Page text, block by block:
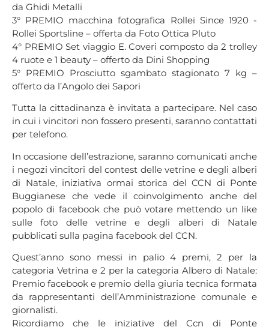
da Ghidi Metalli
3° PREMIO macchina fotografica Rollei Since 1920 -
Rollei Sportsline – offerta da Foto Ottica Pluto
4° PREMIO Set viaggio E. Coveri composto da 2 trolley
4 ruote e 1 beauty – offerto da Dini Shopping
5° PREMIO Prosciutto sgambato stagionato 7 kg –
offerto da l’Angolo dei Sapori
Tutta la cittadinanza è invitata a partecipare. Nel caso
in cui i vincitori non fossero presenti, saranno contattati
per telefono.
In occasione dell’estrazione, saranno comunicati anche
i negozi vincitori del contest delle vetrine e degli alberi
di Natale, iniziativa ormai storica del CCN di Ponte
Buggianese che vede il coinvolgimento anche del
popolo di facebook che può votare mettendo un like
sulle foto delle vetrine e degli alberi di Natale
pubblicati sulla pagina facebook del CCN.
Quest’anno sono messi in palio 4 premi, 2 per la
categoria Vetrina e 2 per la categoria Albero di Natale:
Premio facebook e premio della giuria tecnica formata
da rappresentanti dell’Amministrazione comunale e
giornalisti.
Ricordiamo che le iniziative del Ccn di Ponte